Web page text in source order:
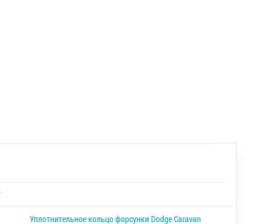
Уплотнительное кольцо форсунки Dodge Caravan